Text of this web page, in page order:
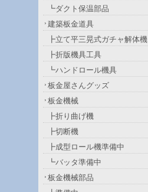
┗ダクト保温部品
建築板金道具
┣立て平三晃式ガチャ解体機
┣折版機具工具
┗ハンドロール機具
板金屋さんグッズ
板金機械
┣折り曲げ機
┣切断機
┣成型ロール機準備中
┗バッタ準備中
板金機械部品